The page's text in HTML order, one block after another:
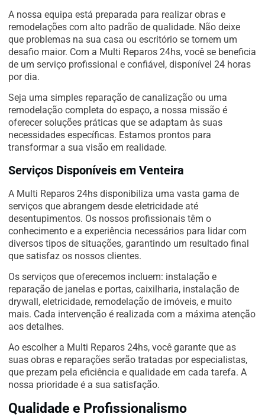
A nossa equipa está preparada para realizar obras e
remodelações com alto padrão de qualidade. Não deixe
que problemas na sua casa ou escritório se tornem um
desafio maior. Com a Multi Reparos 24hs, você se beneficia
de um serviço profissional e confiável, disponível 24 horas
por dia.
Seja uma simples reparação de canalização ou uma
remodelação completa do espaço, a nossa missão é
oferecer soluções práticas que se adaptam às suas
necessidades específicas. Estamos prontos para
transformar a sua visão em realidade.
Serviços Disponíveis em Venteira
A Multi Reparos 24hs disponibiliza uma vasta gama de
serviços que abrangem desde eletricidade até
desentupimentos. Os nossos profissionais têm o
conhecimento e a experiência necessários para lidar com
diversos tipos de situações, garantindo um resultado final
que satisfaz os nossos clientes.
Os serviços que oferecemos incluem: instalação e
reparação de janelas e portas, caixilharia, instalação de
drywall, eletricidade, remodelação de imóveis, e muito
mais. Cada intervenção é realizada com a máxima atenção
aos detalhes.
Ao escolher a Multi Reparos 24hs, você garante que as
suas obras e reparações serão tratadas por especialistas,
que prezam pela eficiência e qualidade em cada tarefa. A
nossa prioridade é a sua satisfação.
Qualidade e Profissionalismo